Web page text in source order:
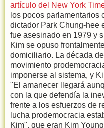
artículo del New York
los pocos parlamentarios
dictador Park Chung-hee
fue asesinado en 1979 y
Kim se opuso
domiciliario. La década
movimiento
imponerse al sistema, y
"El amanecer llegará
con la que defendía la
frente a los esfuerzos de
lucha prodemocracia
Kim", que eran Kim